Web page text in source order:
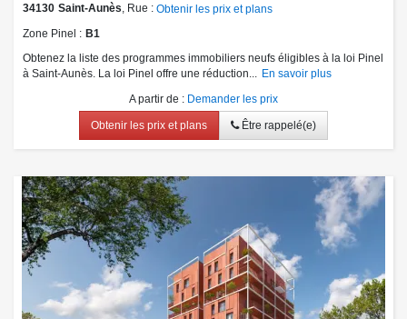
34130 Saint-Aunès , Rue : Obtenir les prix et plans
Zone Pinel
B1
Obtenez la liste des programmes immobiliers neufs éligibles à la loi Pinel
à Saint-Aunès. La loi Pinel offre une réduction...
En savoir plus
A partir de : Demander les prix
Obtenir les prix et plans Être rappelé(e)